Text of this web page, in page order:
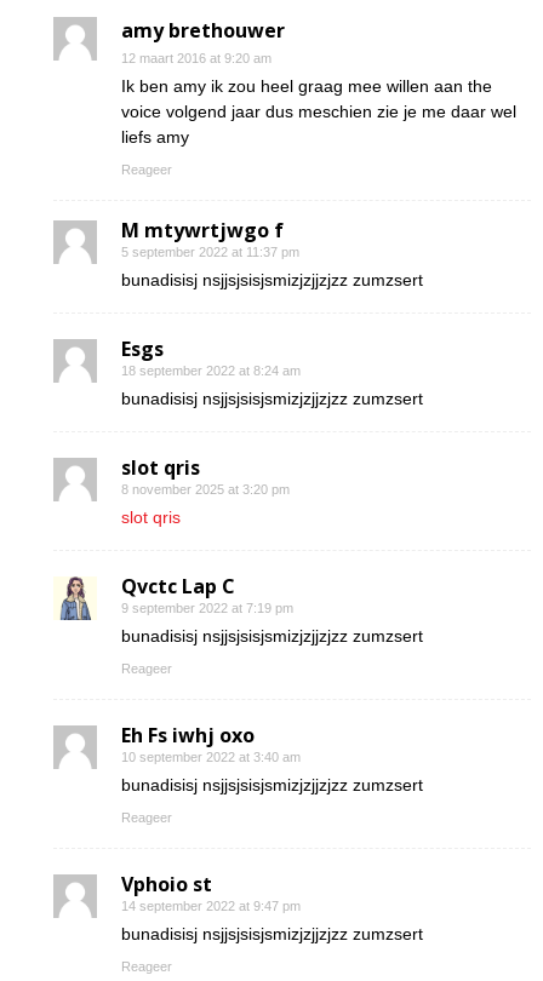
amy brethouwer
12 maart 2016 at 9:20 am
Ik ben amy ik zou heel graag mee willen aan the
voice volgend jaar dus meschien zie je me daar wel
liefs amy
Reageer
M mtywrtjwgo f
5 september 2022 at 11:37 pm
bunadisisj nsjjsjsisjsmizjzjjzjzz zumzsert
Esgs
18 september 2022 at 8:24 am
bunadisisj nsjjsjsisjsmizjzjjzjzz zumzsert
slot qris
8 november 2025 at 3:20 pm
slot qris
Qvctc Lap C
9 september 2022 at 7:19 pm
bunadisisj nsjjsjsisjsmizjzjjzjzz zumzsert
Reageer
Eh Fs iwhj oxo
10 september 2022 at 3:40 am
bunadisisj nsjjsjsisjsmizjzjjzjzz zumzsert
Reageer
Vphoio st
14 september 2022 at 9:47 pm
bunadisisj nsjjsjsisjsmizjzjjzjzz zumzsert
Reageer